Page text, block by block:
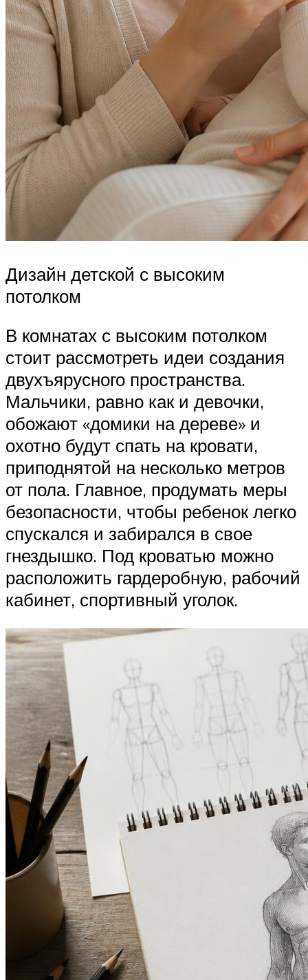
Дизайн детской с высоким
потолком
В комнатах с высоким потолком
стоит рассмотреть идеи создания
двухъярусного пространства.
Мальчики, равно как и девочки,
обожают «домики на дереве» и
охотно будут спать на кровати,
приподнятой на несколько метров
от пола. Главное, продумать меры
безопасности, чтобы ребенок легко
спускался и забирался в свое
гнездышко. Под кроватью можно
расположить гардеробную, рабочий
кабинет, спортивный уголок.